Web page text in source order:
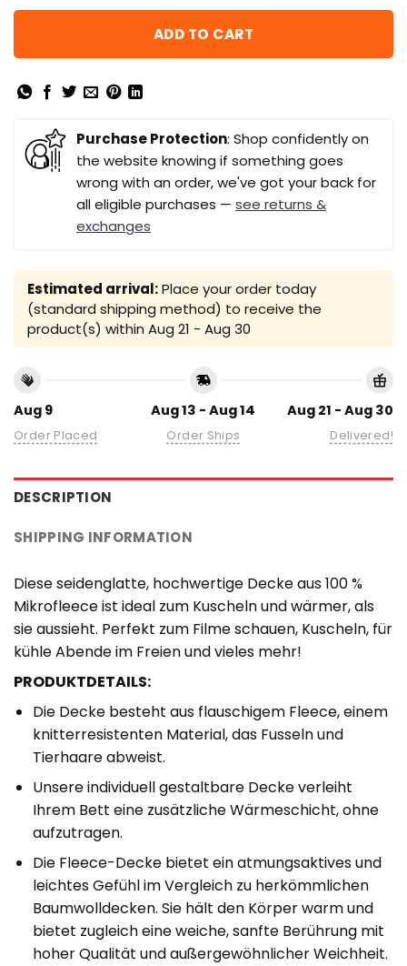
ADD TO CART
Purchase Protection: Shop confidently on
the website knowing if something goes
wrong with an order, we've got your back for
all eligible purchases — see returns &
exchanges
Estimated arrival:Place your order today
(standard shipping method) to receive the
product(s) within Aug 21 - Aug 30
Aug 9
Order Placed
Aug 13 - Aug 14
Order Ships
Aug 21 - Aug 30
Delivered!
DESCRIPTION
SHIPPING INFORMATION
Diese seidenglatte, hochwertige Decke aus 100 %
Mikrofleece ist ideal zum Kuscheln und wärmer, als
sie aussieht. Perfekt zum Filme schauen, Kuscheln, für
kühle Abende im Freien und vieles mehr!
PRODUKTDETAILS:
Die Decke besteht aus flauschigem Fleece, einem
knitterresistenten Material, das Fusseln und
Tierhaare abweist.
Unsere individuell gestaltbare Decke verleiht
Ihrem Bett eine zusätzliche Wärmeschicht, ohne
aufzutragen.
Die Fleece-Decke bietet ein atmungsaktives und
leichtes Gefühl im Vergleich zu herkömmlichen
Baumwolldecken. Sie hält den Körper warm und
bietet zugleich eine weiche, sanfte Berührung mit
hoher Qualität und außergewöhnlicher Weichheit.